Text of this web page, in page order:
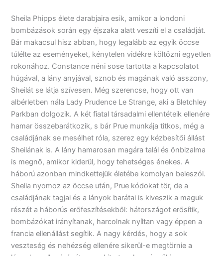
Sheila Phipps élete darabjaira esik, amikor a londoni
bombázások során egy éjszaka alatt veszíti el a családját.
Bár makacsul hisz abban, hogy legalább az egyik öccse
túlélte az eseményeket, kénytelen vidékre költözni egyetlen
rokonához. Constance néni sose tartotta a kapcsolatot
húgával, a lány anyjával, sznob és magának való asszony,
Sheilát se látja szívesen. Még szerencse, hogy ott van
albérletben nála Lady Prudence Le Strange, aki a Bletchley
Parkban dolgozik. A két fiatal társadalmi ellentéteik ellenére
hamar összebarátkozik, s bár Prue munkája titkos, még a
családjának se mesélhet róla, szerez egy kézbesítői állást
Sheilának is. A lány hamarosan magára talál és önbizalma
is megnő, amikor kiderül, hogy tehetséges énekes. A
háború azonban mindkettejük életébe komolyan beleszól.
Shelia nyomoz az öccse után, Prue kódokat tör, de a
családjának tagjai és a lányok barátai is kiveszik a maguk
részét a háborús erőfeszítésekből: hátországot erősítik,
bombázókat irányítanak, harcolnak nyíltan vagy éppen a
francia ellenállást segítik. A nagy kérdés, hogy a sok
veszteség és nehézség ellenére sikerül-e megtörnie a